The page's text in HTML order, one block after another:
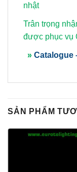
nhật
Trân trọng
được phục vụ
» Catalogue
SẢN PHẨM